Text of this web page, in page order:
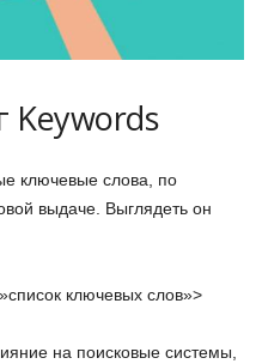
Keywords
ключевые слова, по
выдаче. Выглядеть он
ключевых слов»>
на поисковые системы,